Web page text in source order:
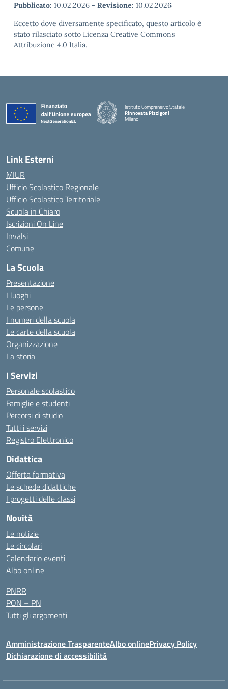
Pubblicato: 10.02.2026 - Revisione: 10.02.2026
Eccetto dove diversamente specificato, questo articolo è
stato rilasciato sotto Licenza Creative Commons
Attribuzione 4.0 Italia.
Istituto Comprensivo Statale
Rinnovata Pizzigoni
Milano
Link Esterni
MIUR
Ufficio Scolastico Regionale
Ufficio Scolastico Territoriale
Scuola in Chiaro
Iscrizioni On Line
Invalsi
Comune
La Scuola
Presentazione
I luoghi
Le persone
I numeri della scuola
Le carte della scuola
Organizzazione
La storia
I Servizi
Personale scolastico
Famiglie e studenti
Percorsi di studio
Tutti i servizi
Registro Elettronico
Didattica
Offerta formativa
Le schede didattiche
I progetti delle classi
Novità
Le notizie
Le circolari
Calendario eventi
Albo online
PNRR
PON – PN
Tutti gli argomenti
Amministrazione TrasparenteAlbo onlinePrivacy Policy
Dichiarazione di accessibilità